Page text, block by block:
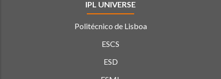
IPL UNIVERSE
Politécnico de Lisboa
ESCS
ESD